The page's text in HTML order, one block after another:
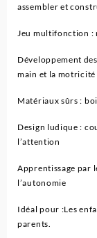
assembler et
Jeu multifonction :
Développement
main et la
Matériaux sûrs :
Design ludique :
l’attention
Apprentissage par
l’autonomie
Idéal pour :Les
parents.